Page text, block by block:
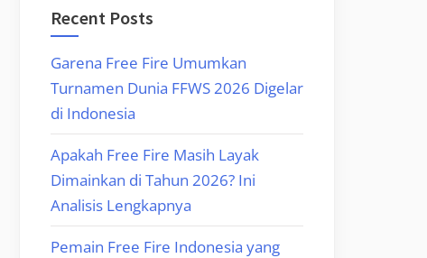
Recent Posts
Garena Free Fire Umumkan
Turnamen Dunia FFWS 2026 Digelar
di Indonesia
Apakah Free Fire Masih Layak
Dimainkan di Tahun 2026? Ini
Analisis Lengkapnya
Pemain Free Fire Indonesia yang